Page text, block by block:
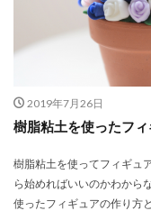
2019年7月26日
樹脂粘土を使ったフ
樹脂粘土を使ってフィギュ
ら始めればいいのかわから
使ったフィギュアの作り方